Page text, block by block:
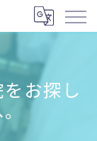
お探し